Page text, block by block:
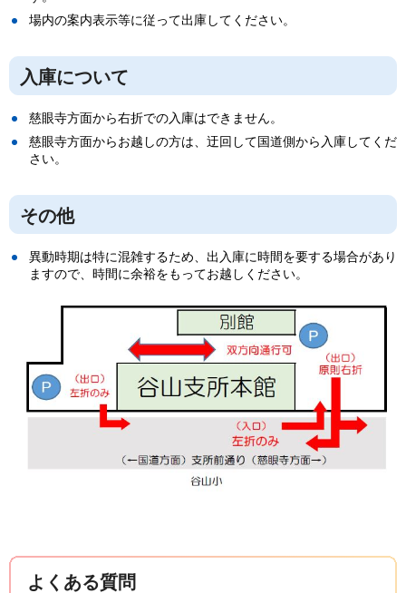
場内の案内表示等に従って出庫してください。
入庫について
慈眼寺方面から右折での入庫はできません。
慈眼寺方面からお越しの方は、迂回して国道側から入庫してくだ
さい。
その他
異動時期は特に混雑するため、出入庫に時間を要する場合があり
ますので、時間に余裕をもってお越しください。
よくある質問